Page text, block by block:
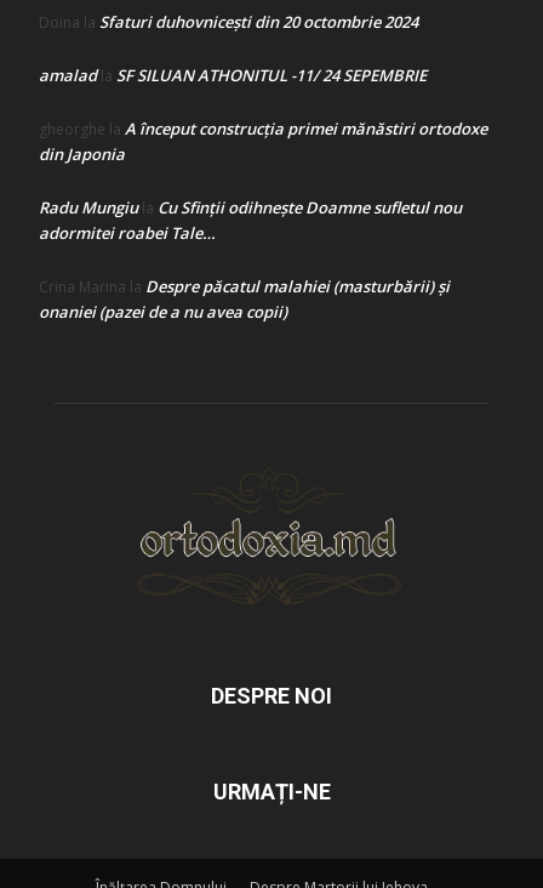
Doina la Sfaturi duhovnicești din 20 octombrie 2024
amaladla SF SILUAN ATHONITUL -11/ 24 SEPEMBRIE
gheorghe la A început construcţia primei mănăstiri ortodoxe
din Japonia
Radu Mungiula Cu Sfinții odihnește Doamne sufletul nou
adormitei roabei Tale…
Crina Marina la Despre păcatul malahiei (masturbării) şi
onaniei (pazei de a nu avea copii)
DESPRE NOI
URMAȚI-NE